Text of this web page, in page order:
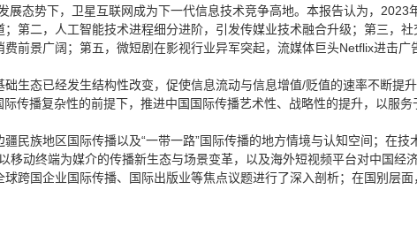
态势下，卫星互联网成为下一代信息技术竞争高地。本报告认为，2023
第二，人工智能技术进程细分进阶，引发传媒业技术融合升级；第三，
前景广阔；第五，微短剧在影视行业异军突起，流媒体巨头Netflix进击
生态已经发生结构性改变，促使信息流动与信息增值/贬值的速率不断提
传播复杂性的前提下，推进中国国际传播艺术性、战略性的提升，以服
民族地区国际传播以及“一带一路”国际传播的地方情境与认知空间；在
动终端为媒介的传播新生态与场景变革，以及海外短视频平台对中国经
跨国企业国际传播、国际出版业等焦点议题进行了深入剖析；在国别层